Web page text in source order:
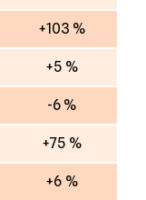
+103 %
+5 %
-6 %
+75 %
+6 %